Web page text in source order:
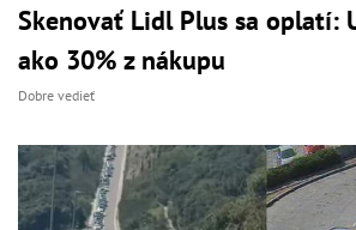
Skenovať Lidl Plus sa oplatí:
ako 30% z nákupu
Dobre vedieť